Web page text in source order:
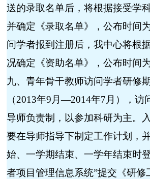
送的录取名单后，将根据接受学
并确定《录取名单》，公布时间
问学者报到注册后，我中心将根
况确定《资助名单》，公布时间
九、青年骨干教师访问学者研修
（2013年9月—2014年7月），访
导师负责制，以参加科研为主。
要在导师指导下制定工作计划，
始、一学期结束、一学年结束时
者项目管理信息系统”提交《研修